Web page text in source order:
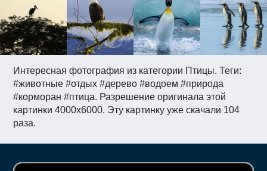
Интересная фотография из категории Птицы. Теги:
#животные #отдых #дерево #водоем #природа
#корморан #птица. Разрешение оригинала этой
картинки 4000x6000. Эту картинку уже скачали 104
раза.